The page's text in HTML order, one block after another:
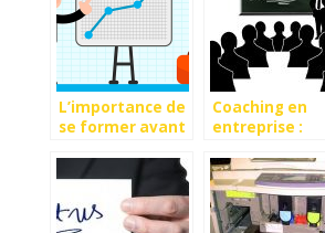
L’importance de
se former avant
Coaching en
entreprise :
performance
des
collaborateurs